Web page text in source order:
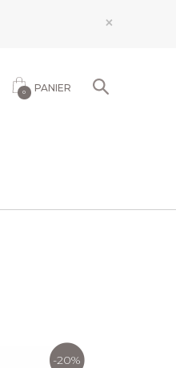
×
0 PANIER
-20%